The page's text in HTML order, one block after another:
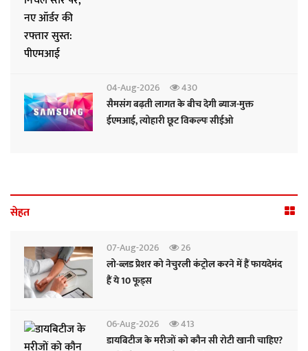
04-Aug-2026
430
सैमसंग बढ़ती लागत के बीच देगी ब्याज-मुक्त
ईएमआई, त्योहारी छूट विकल्पः सीईओ
सेहत
07-Aug-2026
26
लो-ब्लड प्रेशर को नेचुरली कंट्रोल करने में हैं फायदेमंद
हैं ये 10 फूड्स
06-Aug-2026
413
डायबिटीज के मरीजों को कौन सी रोटी खानी चाहिए?